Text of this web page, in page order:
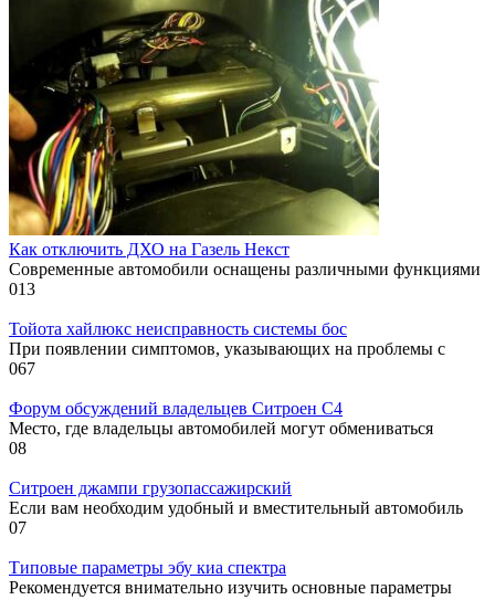
Как отключить ДХО на Газель Некст
Современные автомобили оснащены различными функциями
013
Тойота хайлюкс неисправность системы бос
При появлении симптомов, указывающих на проблемы с
067
Форум обсуждений владельцев Ситроен С4
Место, где владельцы автомобилей могут обмениваться
08
Ситроен джампи грузопассажирский
Если вам необходим удобный и вместительный автомобиль
07
Типовые параметры эбу киа спектра
Рекомендуется внимательно изучить основные параметры